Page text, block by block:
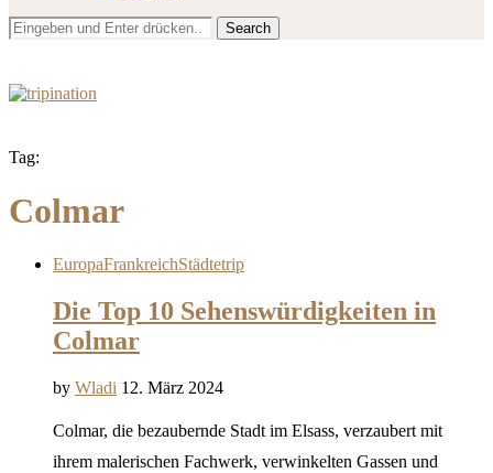
Search
Tag:
Colmar
EuropaFrankreichStädtetrip
Die Top 10 Sehenswürdigkeiten in
Colmar
by Wladi 12. März 2024
Colmar, die bezaubernde Stadt im Elsass, verzaubert mit
ihrem malerischen Fachwerk, verwinkelten Gassen und